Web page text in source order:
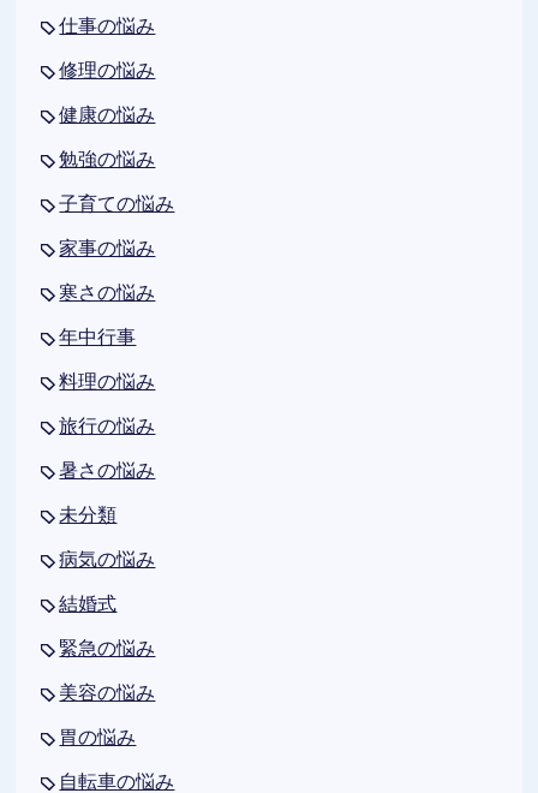
仕事の悩み
修理の悩み
健康の悩み
勉強の悩み
子育ての悩み
家事の悩み
寒さの悩み
年中行事
料理の悩み
旅行の悩み
暑さの悩み
未分類
病気の悩み
結婚式
緊急の悩み
美容の悩み
胃の悩み
自転車の悩み